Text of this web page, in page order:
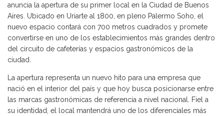
anuncia la apertura de su primer local en la Ciudad de Buenos
Aires. Ubicado en Uriarte al 1800, en pleno Palermo Soho, el
nuevo espacio contará con 700 metros cuadrados y promete
convertirse en uno de los establecimientos más grandes dentro
del circuito de cafeterías y espacios gastronómicos de la
ciudad.
La apertura representa un nuevo hito para una empresa que
nació en el interior del país y que hoy busca posicionarse entre
las marcas gastronómicas de referencia a nivel nacional. Fiel a
su identidad, el local mantendrá uno de los diferenciales más